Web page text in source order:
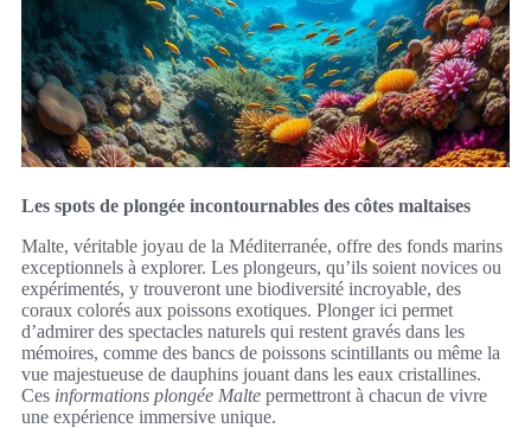
Les spots de plongée incontournables des côtes maltaises
Malte, véritable joyau de la Méditerranée, offre des fonds marins
exceptionnels à explorer. Les plongeurs, qu’ils soient novices ou
expérimentés, y trouveront une biodiversité incroyable, des
coraux colorés aux poissons exotiques. Plonger ici permet
d’admirer des spectacles naturels qui restent gravés dans les
mémoires, comme des bancs de poissons scintillants ou même la
vue majestueuse de dauphins jouant dans les eaux cristallines.
Ces informations plongée Malte permettront à chacun de vivre
une expérience immersive unique.